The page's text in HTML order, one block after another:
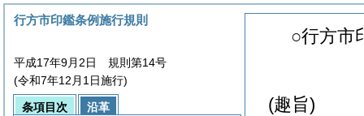
○行方市
(趣旨)
行方市印鑑条例施行規則
平成17年9月2日 規則第14号
(令和7年12月1日施行)
条項目次
沿革